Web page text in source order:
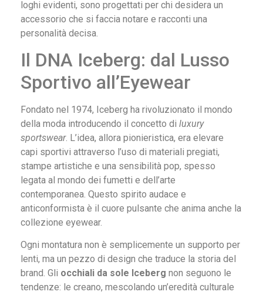
loghi evidenti, sono progettati per chi desidera un
accessorio che si faccia notare e racconti una
personalità decisa.
Il DNA Iceberg: dal Lusso
Sportivo all’Eyewear
Fondato nel 1974, Iceberg ha rivoluzionato il mondo
della moda introducendo il concetto di luxury
sportswear. L’idea, allora pionieristica, era elevare
capi sportivi attraverso l’uso di materiali pregiati,
stampe artistiche e una sensibilità pop, spesso
legata al mondo dei fumetti e dell’arte
contemporanea. Questo spirito audace e
anticonformista è il cuore pulsante che anima anche la
collezione eyewear.
Ogni montatura non è semplicemente un supporto per
lenti, ma un pezzo di design che traduce la storia del
brand. Gli occhiali da sole Iceberg non seguono le
tendenze: le creano, mescolando un’eredità culturale